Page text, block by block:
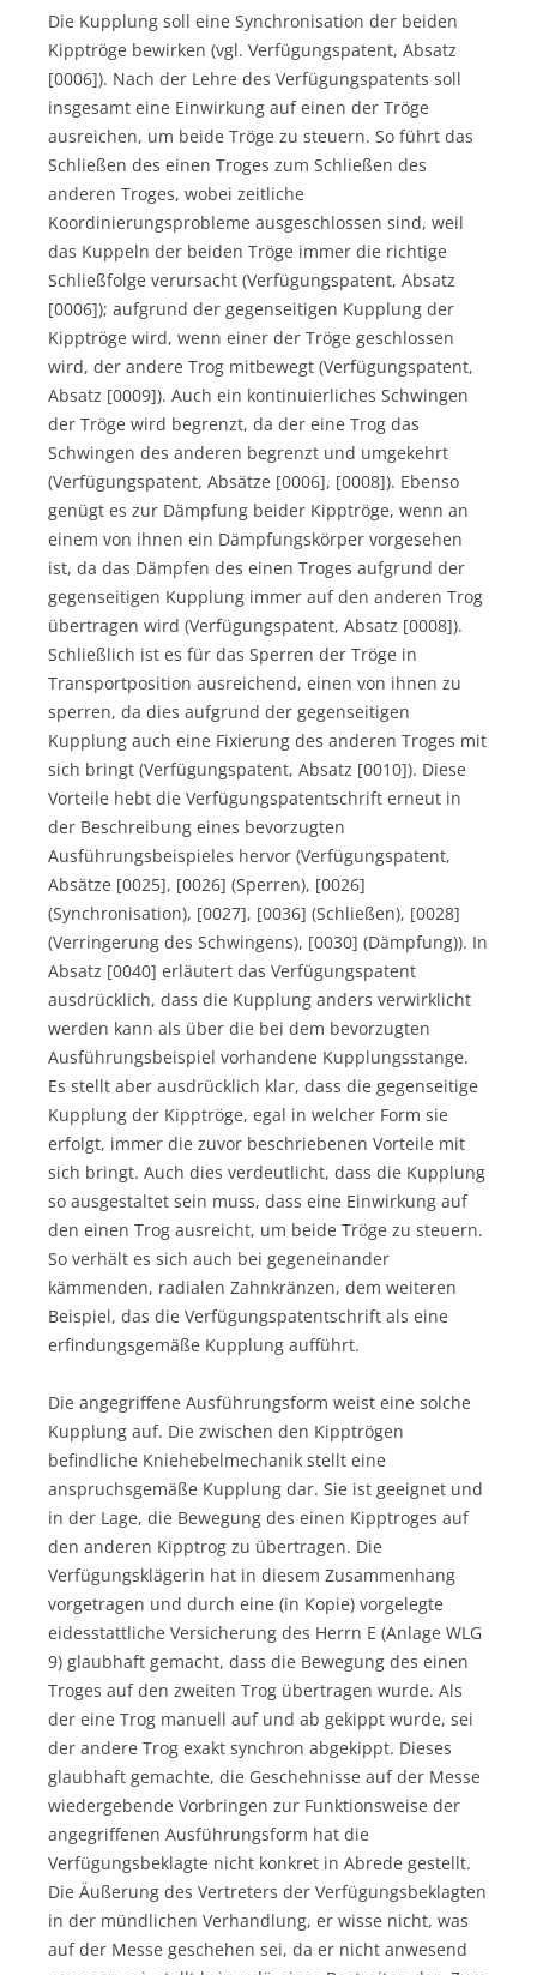
Die Kupplung soll eine Synchronisation der beiden
Kipptröge bewirken (vgl. Verfügungspatent, Absatz
[0006]). Nach der Lehre des Verfügungspatents soll
insgesamt eine Einwirkung auf einen der Tröge
ausreichen, um beide Tröge zu steuern. So führt das
Schließen des einen Troges zum Schließen des
anderen Troges, wobei zeitliche
Koordinierungsprobleme ausgeschlossen sind, weil
das Kuppeln der beiden Tröge immer die richtige
Schließfolge verursacht (Verfügungspatent, Absatz
[0006]); aufgrund der gegenseitigen Kupplung der
Kipptröge wird, wenn einer der Tröge geschlossen
wird, der andere Trog mitbewegt (Verfügungspatent,
Absatz [0009]). Auch ein kontinuierliches Schwingen
der Tröge wird begrenzt, da der eine Trog das
Schwingen des anderen begrenzt und umgekehrt
(Verfügungspatent, Absätze [0006], [0008]). Ebenso
genügt es zur Dämpfung beider Kipptröge, wenn an
einem von ihnen ein Dämpfungskörper vorgesehen
ist, da das Dämpfen des einen Troges aufgrund der
gegenseitigen Kupplung immer auf den anderen Trog
übertragen wird (Verfügungspatent, Absatz [0008]).
Schließlich ist es für das Sperren der Tröge in
Transportposition ausreichend, einen von ihnen zu
sperren, da dies aufgrund der gegenseitigen
Kupplung auch eine Fixierung des anderen Troges mit
sich bringt (Verfügungspatent, Absatz [0010]). Diese
Vorteile hebt die Verfügungspatentschrift erneut in
der Beschreibung eines bevorzugten
Ausführungsbeispieles hervor (Verfügungspatent,
Absätze [0025], [0026] (Sperren), [0026]
(Synchronisation), [0027], [0036] (Schließen), [0028]
(Verringerung des Schwingens), [0030] (Dämpfung)). In
Absatz [0040] erläutert das Verfügungspatent
ausdrücklich, dass die Kupplung anders verwirklicht
werden kann als über die bei dem bevorzugten
Ausführungsbeispiel vorhandene Kupplungsstange.
Es stellt aber ausdrücklich klar, dass die gegenseitige
Kupplung der Kipptröge, egal in welcher Form sie
erfolgt, immer die zuvor beschriebenen Vorteile mit
sich bringt. Auch dies verdeutlicht, dass die Kupplung
so ausgestaltet sein muss, dass eine Einwirkung auf
den einen Trog ausreicht, um beide Tröge zu steuern.
So verhält es sich auch bei gegeneinander
kämmenden, radialen Zahnkränzen, dem weiteren
Beispiel, das die Verfügungspatentschrift als eine
erfindungsgemäße Kupplung aufführt.
Die angegriffene Ausführungsform weist eine solche
Kupplung auf. Die zwischen den Kipptrögen
befindliche Kniehebelmechanik stellt eine
anspruchsgemäße Kupplung dar. Sie ist geeignet und
in der Lage, die Bewegung des einen Kipptroges auf
den anderen Kipptrog zu übertragen. Die
Verfügungsklägerin hat in diesem Zusammenhang
vorgetragen und durch eine (in Kopie) vorgelegte
eidesstattliche Versicherung des Herrn E (Anlage WLG
9) glaubhaft gemacht, dass die Bewegung des einen
Troges auf den zweiten Trog übertragen wurde. Als
der eine Trog manuell auf und ab gekippt wurde, sei
der andere Trog exakt synchron abgekippt. Dieses
glaubhaft gemachte, die Geschehnisse auf der Messe
wiedergebende Vorbringen zur Funktionsweise der
angegriffenen Ausführungsform hat die
Verfügungsbeklagte nicht konkret in Abrede gestellt.
Die Äußerung des Vertreters der Verfügungsbeklagten
in der mündlichen Verhandlung, er wisse nicht, was
auf der Messe geschehen sei, da er nicht anwesend